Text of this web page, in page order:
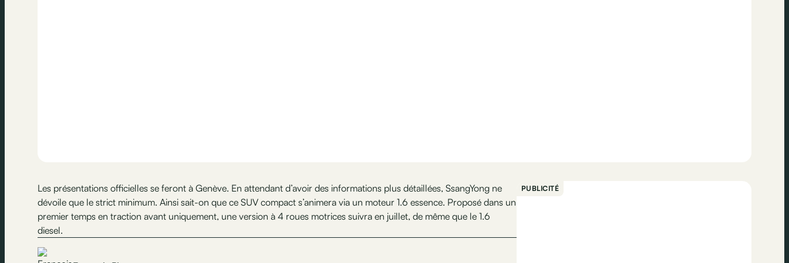
Les présentations officielles se feront à Genève. En attendant d’avoir des informations plus détaillées, SsangYong ne
dévoile que le strict minimum. Ainsi sait-on que ce SUV compact s’animera via un moteur 1.6 essence. Proposé dans un
premier temps en traction avant uniquement, une version à 4 roues motrices suivra en juillet, de même que le 1.6
diesel.
PUBLICITÉ